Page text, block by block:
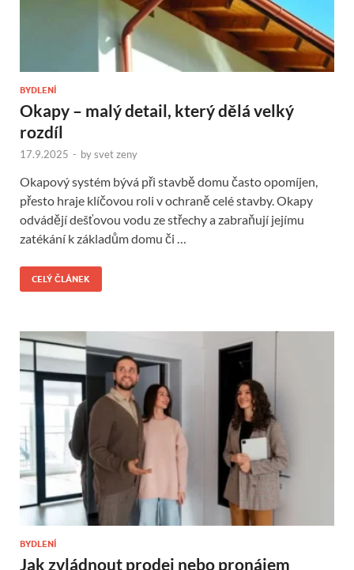
BYDLENÍ
Okapy – malý detail, který dělá velký
rozdíl
17.9.2025 - bysvet zeny
Okapový systém bývá při stavbě domu často opomíjen,
přesto hraje klíčovou roli v ochraně celé stavby. Okapy
odvádějí dešťovou vodu ze střechy a zabraňují jejímu
zatékání k základům domu či …
CELÝ ČLÁNEK
BYDLENÍ
Jak zvládnout prodej nebo pronájem